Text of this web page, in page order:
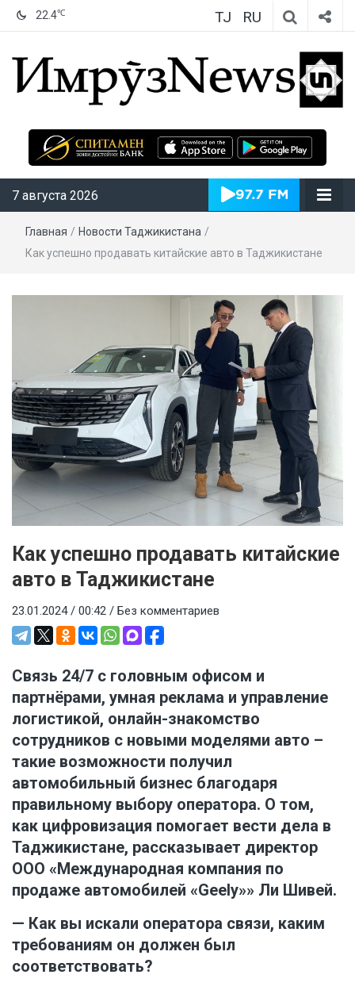
22.4℃ TJ RU
ИмрӯзNews
7 августа 2026
Главная / Новости Таджикистана /
Как успешно продавать китайские авто в Таджикистане
Как успешно продавать китайские
авто в Таджикистане
23.01.2024 / 00:42 / Без комментариев
Связь 24/7 с головным офисом и
партнёрами, умная реклама и управление
логистикой, онлайн-знакомство
сотрудников с новыми моделями авто –
такие возможности получил
автомобильный бизнес благодаря
правильному выбору оператора. О том,
как цифровизация помогает вести дела в
Таджикистане, рассказывает директор
ООО «Международная компания по
продаже автомобилей «Geely»» Ли Шивей.
— Как вы искали оператора связи, каким
требованиям он должен был
соответствовать?